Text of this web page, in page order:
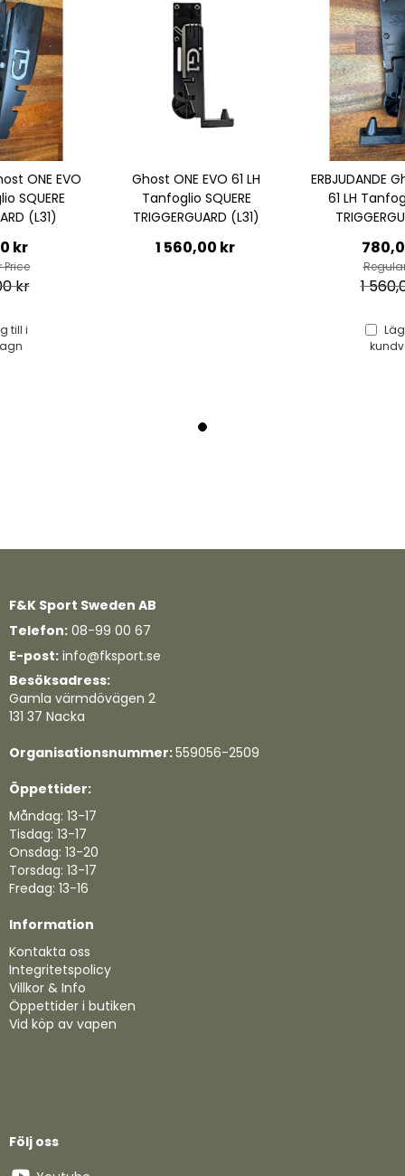
Ghost ONE EVO 61 LH
Tanfoglio SQUERE
TRIGGERGUARD (L31)
ERBJUDANDE Ghost ONE EVO
61 LH Tanfoglio SQUERE
TRIGGERGUARD (L31)
Special
F&K Sport Sweden AB
Telefon: 08-99 00 67
E-post: info@fksport.se
Besöksadress:
Gamla värmdövägen 2
131 37 Nacka
Organisationsnummer:559056-2509
Öppettider:
Måndag: 13-17
Tisdag: 13-17
Onsdag: 13-20
Torsdag: 13-17
Fredag: 13-16
Information
Kontakta oss
Integritetspolicy
Villkor & Info
Öppettider i butiken
Vid köp av vapen
Följ oss